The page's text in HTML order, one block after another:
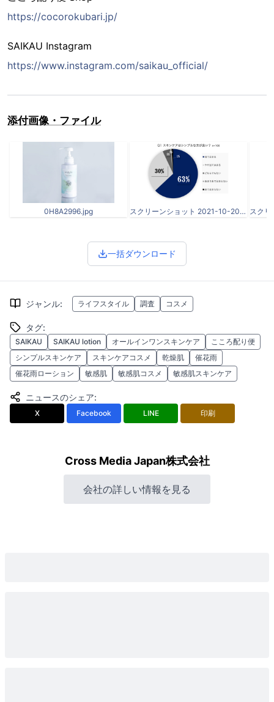
https://cocorokubari.jp/
SAIKAU Instagram
https://www.instagram.com/saikau_official/
添付画像・ファイル
0H8A2996.jpg スクリーンショット 2021-10-20 12.20.45.png
一括ダウンロード
ジャンル: ライフスタイル 調査 コスメ
タグ:
SAIKAU SAIKAU lotion オールインワンスキンケア
こころ配り便
シンプルスキンケア
スキンケアコスメ 乾燥肌
催花雨
催花雨ローション
敏感肌 敏感肌コスメ 敏感肌スキンケア
ニュースのシェア:
X Facebook LINE 印刷
Cross Media Japan株式会社
会社の詳しい情報を見る